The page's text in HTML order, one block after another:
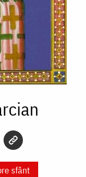
sfânt